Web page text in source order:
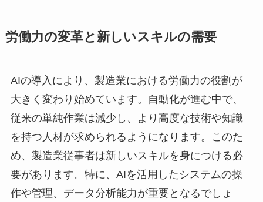
労働力の変革と新しいスキルの需要
AIの導入により、製造業における労働力の役割が
大きく変わり始めています。自動化が進む中で、
従来の単純作業は減少し、より高度な技術や知識
を持つ人材が求められるようになります。このた
め、製造業従事者は新しいスキルを身につける必
要があります。特に、AIを活用したシステムの操
作や管理、データ分析能力が重要となるでしょ